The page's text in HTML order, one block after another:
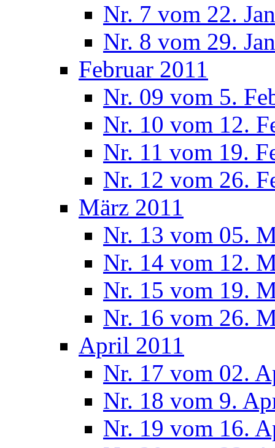
Nr. 7 vom 22.
Nr. 8 vom 29.
Februar 2011
Nr. 09 vom 5.
Nr. 10 vom 12.
Nr. 11 vom 19.
Nr. 12 vom 26.
März 2011
Nr. 13 vom 05.
Nr. 14 vom 12.
Nr. 15 vom 19.
Nr. 16 vom 26.
April 2011
Nr. 17 vom 02.
Nr. 18 vom 9.
Nr. 19 vom 16.